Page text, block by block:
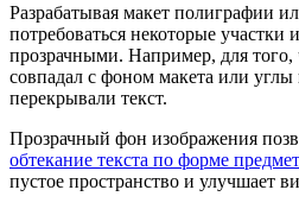
Разрабатывая макет полиграфии
потребоваться некоторые участки
прозрачными. Например, для
совпадал с фоном макета или углы
перекрывали текст.
Прозрачный фон изображения
обтекание текста по форме
пустое пространство и улучшает